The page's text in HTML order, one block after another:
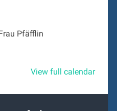
Pfäfflin
View full calendar